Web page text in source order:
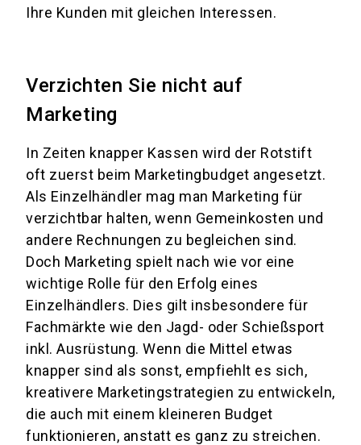
Ihre Kunden mit gleichen Interessen.
Verzichten Sie nicht auf
Marketing
In Zeiten knapper Kassen wird der Rotstift
oft zuerst beim Marketingbudget angesetzt.
Als Einzelhändler mag man Marketing für
verzichtbar halten, wenn Gemeinkosten und
andere Rechnungen zu begleichen sind.
Doch Marketing spielt nach wie vor eine
wichtige Rolle für den Erfolg eines
Einzelhändlers. Dies gilt insbesondere für
Fachmärkte wie den Jagd- oder Schießsport
inkl. Ausrüstung. Wenn die Mittel etwas
knapper sind als sonst, empfiehlt es sich,
kreativere Marketingstrategien zu entwickeln,
die auch mit einem kleineren Budget
funktionieren, anstatt es ganz zu streichen.